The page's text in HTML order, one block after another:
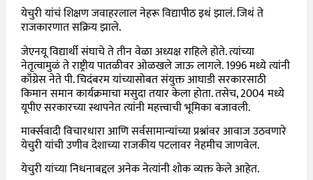
येचुरी यांचं शिक्षण जवाहरलाल नेहरू विद्यापीठ इथं झालं. जिथं ते
राजकारणात सक्रिय झाले.
जेएनयू विद्यार्थी संघाचे ते तीन वेळा अध्यक्ष राहिले होते. त्यांच्या
नेतृत्वामुळं ते राष्ट्रीय पातळीवर ओळखले जाऊ लागले. 1996 मध्ये त्यांनी
काँग्रेस नेते पी. चिदंबरम यांच्यासोबत संयुक्त आघाडी सरकारसाठी
किमान समान कार्यक्रमाचा मसुदा तयार केला होता. तसेच, 2004 मध्ये
यूपीए सरकारच्या स्थापनेत त्यांनी महत्त्वाची भूमिका बजावली.
मार्क्सवादी विचारधारा आणि सर्वसामान्यांच्या प्रश्नांवर आवाज उठवणारे
येचुरी यांची उणीव देशाच्या राजकीय पटलावर नेहमीच जाणवेल.
येचुरी यांच्या निधनाबद्दल अनेक नेत्यांनी शोक व्यक्त केले आहेत.